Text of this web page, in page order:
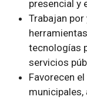
presencial y
Trabajan
tecnologías
servicios
Favorecen